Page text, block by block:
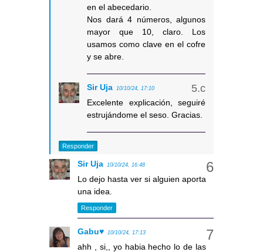
en el abecedario.
Nos dará 4 números, algunos
mayor que 10, claro. Los
usamos como clave en el cofre
y se abre.
Sir Uja 10/10/24, 17:10
Excelente explicación, seguiré
estrujándome el seso. Gracias.
Responder
Sir Uja 10/10/24, 16:48
Lo dejo hasta ver si alguien aporta
una idea.
Responder
Gabu♥ 10/10/24, 17:13
ahh , si,, yo habia hecho lo de las